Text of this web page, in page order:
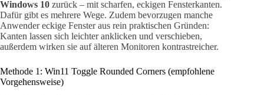
Windows 10 zurück – mit scharfen, eckigen Fensterkanten.
Dafür gibt es mehrere Wege. Zudem bevorzugen manche
Anwender eckige Fenster aus rein praktischen Gründen:
Kanten lassen sich leichter anklicken und verschieben,
außerdem wirken sie auf älteren Monitoren kontrastreicher.
Methode 1: Win11 Toggle Rounded Corners (empfohlene
Vorgehensweise)